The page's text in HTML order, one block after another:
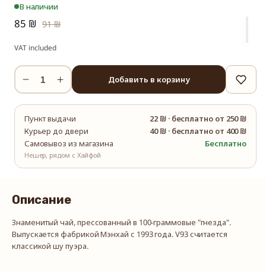
В наличии
91 ₪
85 ₪
VAT included
Уменьшить
количество
пуэр
в
форме
гнезда
Увеличить
количество
пуэр
в
форме
гнезда
Добавить в корзину
Пункт выдачи 22 ₪ · бесплатно от 250 ₪
Курьер до двери
40 ₪ · бесплатно от 400 ₪
Самовывоз из магазина
Нешер, рядом с Хайфой
Бесплатно
Описание
Знаменитый чай, прессованный в 100-граммовые "гнезда".
Выпускается фабрикой Мэнхай с 1993 года. V93 считается
классикой шу пуэра.